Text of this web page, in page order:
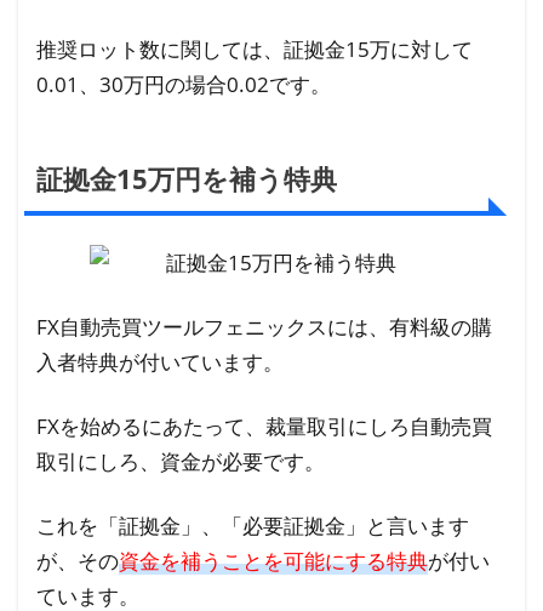
自
動
ツ
ー
ニ
ク
の
実
を
動
画
推奨ロット数に関しては、証拠金15万に対して
0.01、30万円の場合0.02です。
証拠金15万円を補う特典
FX自動売買ツールフェニックスには、有料級の購
入者特典が付いています。
FXを始めるにあたって、裁量取引にしろ自動売買
取引にしろ、資金が必要です。
これを「証拠金」、「必要証拠金」と言います
が、その資金を補うことを可能にする特典が付い
ています。